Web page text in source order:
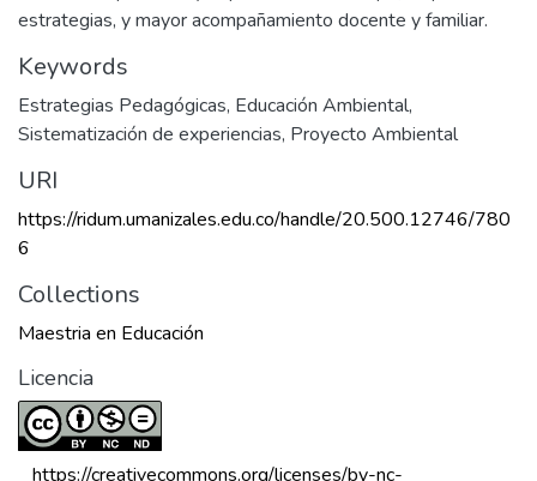
estrategias, y mayor acompañamiento docente y familiar.
Keywords
Estrategias Pedagógicas, Educación Ambiental,
Sistematización de experiencias, Proyecto Ambiental
URI
https://ridum.umanizales.edu.co/handle/20.500.12746/780
6
Collections
Maestria en Educación
Licencia
https://creativecommons.org/licenses/by-nc-